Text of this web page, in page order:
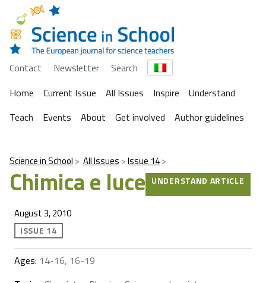
Contact Newsletter
Search
Home
Current Issue All Issues Inspire
Understand
Teach
Events About Get involved Author guidelines
Science in School All Issues Issue 14
Chimica e luce UNDERSTAND ARTICLE
August 3, 2010
ISSUE 14
Ages: 14-16, 16-19